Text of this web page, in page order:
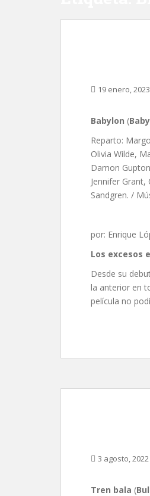
19 enero, 2023
Babylon (
Reparto:
Olivia Wilde,
Damon
Jennifer
Sandgren. /
por: Enrique
Los excesos
Desde su
la anterior en
película no
3 agosto, 2022
Tren bala (